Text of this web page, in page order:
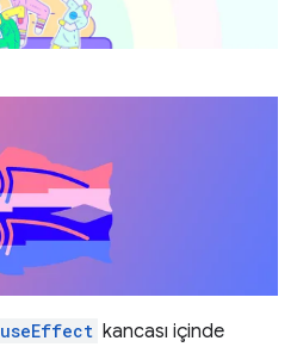
useEffect kancası içinde